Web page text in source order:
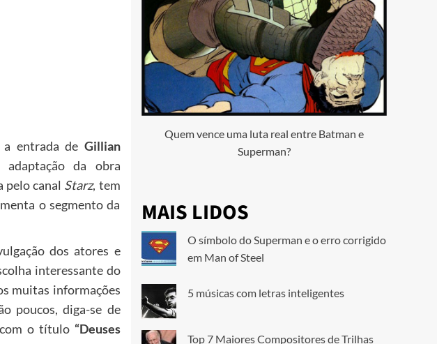
a entrada de Gillian
adaptação da obra
pelo canal Starz, tem
o segmento da
dos atores e
interessante do
muitas informações
poucos, diga-se de
o título “Deuses
Quem vence uma luta real entre Batman e
Superman?
MAIS LIDOS
O símbolo do Superman e o erro corrigido
em Man of Steel
5 músicas com letras inteligentes
Top 7 Maiores Compositores de Trilhas